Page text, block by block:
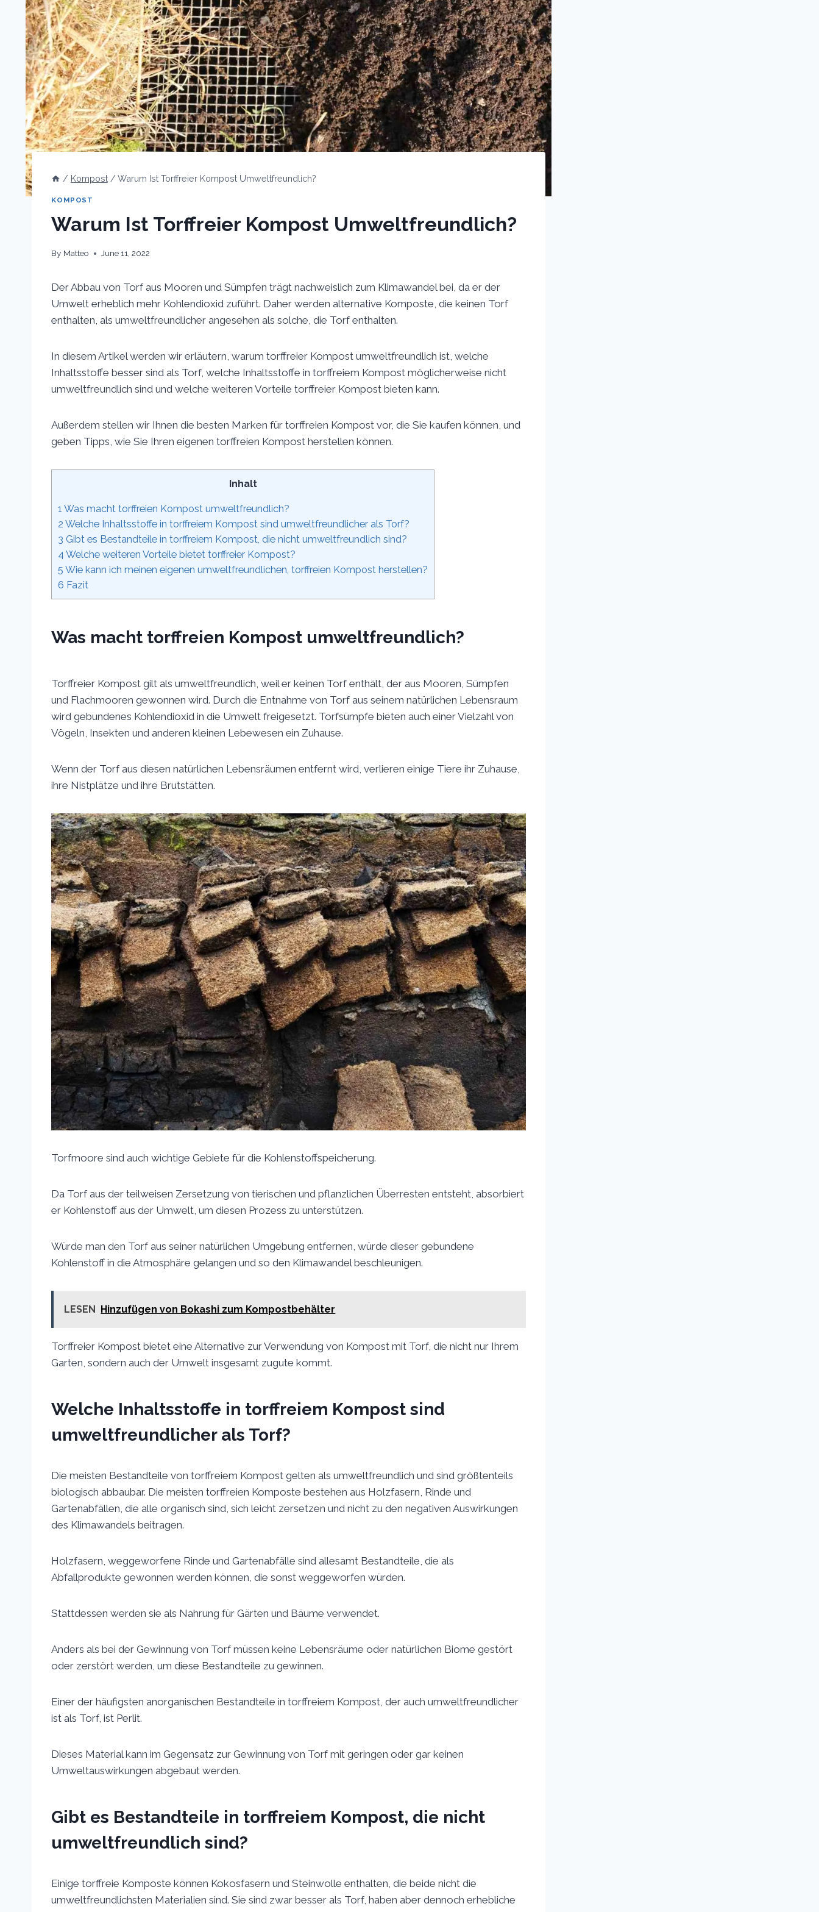
/ Kompost / Warum Ist Torffreier Kompost Umweltfreundlich?
KOMPOST
Warum Ist Torffreier Kompost Umweltfreundlich?
By Matteo June 11, 2022
Der Abbau von Torf aus Mooren und Sümpfen trägt nachweislich zum Klimawandel bei, da er der
Umwelt erheblich mehr Kohlendioxid zuführt. Daher werden alternative Komposte, die keinen Torf
enthalten, als umweltfreundlicher angesehen als solche, die Torf enthalten.
In diesem Artikel werden wir erläutern, warum torffreier Kompost umweltfreundlich ist, welche
Inhaltsstoffe besser sind als Torf, welche Inhaltsstoffe in torffreiem Kompost möglicherweise nicht
umweltfreundlich sind und welche weiteren Vorteile torffreier Kompost bieten kann.
Außerdem stellen wir Ihnen die besten Marken für torffreien Kompost vor, die Sie kaufen können, und
geben Tipps, wie Sie Ihren eigenen torffreien Kompost herstellen können.
Inhalt
1 Was macht torffreien Kompost umweltfreundlich?
2 Welche Inhaltsstoffe in torffreiem Kompost sind umweltfreundlicher als Torf?
3 Gibt es Bestandteile in torffreiem Kompost, die nicht umweltfreundlich sind?
4 Welche weiteren Vorteile bietet torffreier Kompost?
5 Wie kann ich meinen eigenen umweltfreundlichen, torffreien Kompost herstellen?
6 Fazit
Was macht torffreien Kompost umweltfreundlich?
Torffreier Kompost gilt als umweltfreundlich, weil er keinen Torf enthält, der aus Mooren, Sümpfen
und Flachmooren gewonnen wird. Durch die Entnahme von Torf aus seinem natürlichen Lebensraum
wird gebundenes Kohlendioxid in die Umwelt freigesetzt. Torfsümpfe bieten auch einer Vielzahl von
Vögeln, Insekten und anderen kleinen Lebewesen ein Zuhause.
Wenn der Torf aus diesen natürlichen Lebensräumen entfernt wird, verlieren einige Tiere ihr Zuhause,
ihre Nistplätze und ihre Brutstätten.
Torfmoore sind auch wichtige Gebiete für die Kohlenstoffspeicherung.
Da Torf aus der teilweisen Zersetzung von tierischen und pflanzlichen Überresten entsteht, absorbiert
er Kohlenstoff aus der Umwelt, um diesen Prozess zu unterstützen.
Würde man den Torf aus seiner natürlichen Umgebung entfernen, würde dieser gebundene
Kohlenstoff in die Atmosphäre gelangen und so den Klimawandel beschleunigen.
LESEN Hinzufügen von Bokashi zum Kompostbehälter
Torffreier Kompost bietet eine Alternative zur Verwendung von Kompost mit Torf, die nicht nur Ihrem
Garten, sondern auch der Umwelt insgesamt zugute kommt.
Welche Inhaltsstoffe in torffreiem Kompost sind
umweltfreundlicher als Torf?
Die meisten Bestandteile von torffreiem Kompost gelten als umweltfreundlich und sind größtenteils
biologisch abbaubar. Die meisten torffreien Komposte bestehen aus Holzfasern, Rinde und
Gartenabfällen, die alle organisch sind, sich leicht zersetzen und nicht zu den negativen Auswirkungen
des Klimawandels beitragen.
Holzfasern, weggeworfene Rinde und Gartenabfälle sind allesamt Bestandteile, die als
Abfallprodukte gewonnen werden können, die sonst weggeworfen würden.
Stattdessen werden sie als Nahrung für Gärten und Bäume verwendet.
Anders als bei der Gewinnung von Torf müssen keine Lebensräume oder natürlichen Biome gestört
oder zerstört werden, um diese Bestandteile zu gewinnen.
Einer der häufigsten anorganischen Bestandteile in torffreiem Kompost, der auch umweltfreundlicher
ist als Torf, ist Perlit.
Dieses Material kann im Gegensatz zur Gewinnung von Torf mit geringen oder gar keinen
Umweltauswirkungen abgebaut werden.
Gibt es Bestandteile in torffreiem Kompost, die nicht
umweltfreundlich sind?
Einige torffreie Komposte können Kokosfasern und Steinwolle enthalten, die beide nicht die
umweltfreundlichsten Materialien sind. Sie sind zwar besser als Torf, haben aber dennoch erhebliche